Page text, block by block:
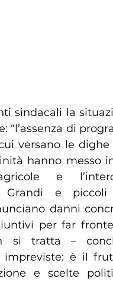
sindacali la
“l’assenza di
versano le
hanno messo
e
Grandi e piccoli
danni
per far
si tratta –
impreviste: è il
e scelte